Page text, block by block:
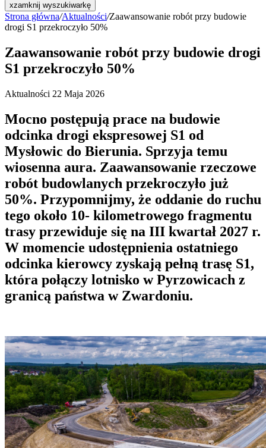
xzamknij wyszukiwarkę
Strona główna/Aktualności/Zaawansowanie robót przy budowie
drogi S1 przekroczyło 50%
Zaawansowanie robót przy budowie drogi
S1 przekroczyło 50%
Aktualności 22 Maja 2026
Mocno postępują prace na budowie
odcinka drogi ekspresowej S1 od
Mysłowic do Bierunia. Sprzyja temu
wiosenna aura. Zaawansowanie rzeczowe
robót budowlanych przekroczyło już
50%. Przypomnijmy, że oddanie do ruchu
tego około 10- kilometrowego fragmentu
trasy przewiduje się na III kwartał 2027 r.
W momencie udostępnienia ostatniego
odcinka kierowcy zyskają pełną trasę S1,
która połączy lotnisko w Pyrzowicach z
granicą państwa w Zwardoniu.